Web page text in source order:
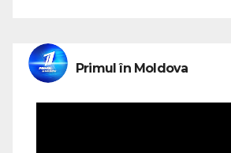
Primul în Moldova